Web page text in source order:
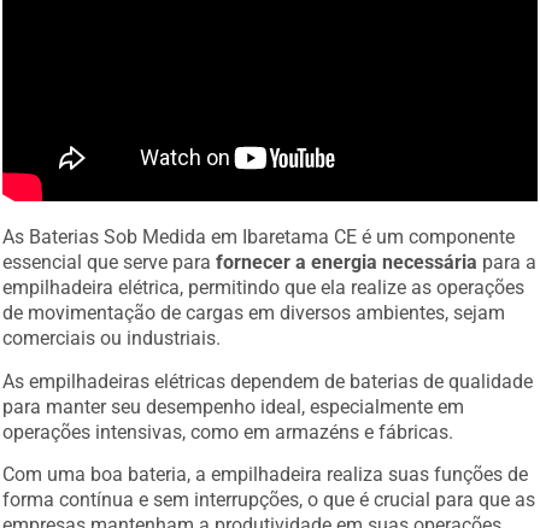
As Baterias Sob Medida em Ibaretama CE é um componente
essencial que serve parafornecer a energia necessária para a
empilhadeira elétrica, permitindo que ela realize as operações
de movimentação de cargas em diversos ambientes, sejam
comerciais ou industriais.
As empilhadeiras elétricas dependem de baterias de qualidade
para manter seu desempenho ideal, especialmente em
operações intensivas, como em armazéns e fábricas.
Com uma boa bateria, a empilhadeira realiza suas funções de
forma contínua e sem interrupções, o que é crucial para que as
empresas mantenham a produtividade em suas operações.